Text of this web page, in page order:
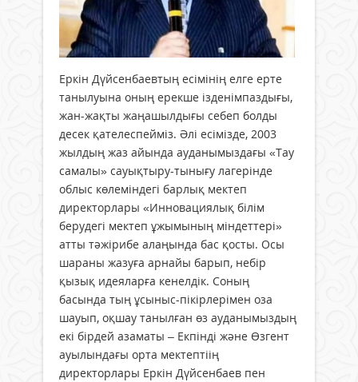
Еркін Дүйсенбаевтың есімінің елге ерте
танылуына оның ерекше ізденімпаздығы,
жан-жақты жаңашылдығы себеп болды
десек қателеспейміз. Әлі есімізде, 2003
жылдың жаз айында ауданымыздағы «Тау
самалы» сауықтыру-тынығу лагерінде
облыс көлеміндегі барлық мектеп
директорлары «Инновациялық білім
берудегі мектеп ұжымының міндеттері»
атты тәжірибе алаңында бас қосты. Осы
шараны жазуға арнайы барып, небір
қызық идеяларға кенелдік. Соның
басында тың ұсыныс-пікірлерімен оза
шауып, оқшау танылған өз ауданымыздың
екі бірдей азаматы – Екпінді және Өзгент
ауылындағы орта мектептіің
директорлары Еркін Дүйсенбаев пен